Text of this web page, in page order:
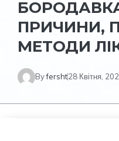
ПРИЧИНИ,
МЕТОДИ
Byfersht28 Квітня,